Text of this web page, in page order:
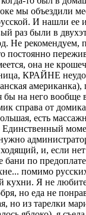
мы объездили
И нашли ее
раз были в
Не рекомендуем,
постоянно
она не
КРАЙНЕ
американка),
бы на него вообще
справа от
есть
и, если нет
бани по
помимо
кухни. Я не
но еда не
но из тарелки